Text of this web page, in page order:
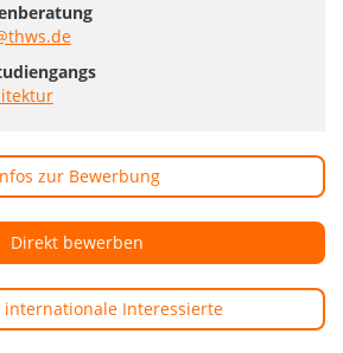
zur Bewerbung
Direkt bewerben
internationale Interessierte